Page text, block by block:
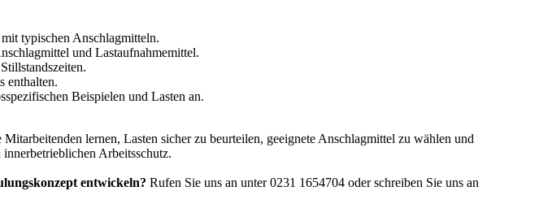
typischen Anschlagmitteln.
und Lastaufnahmemittel.
enthalten.
Beispielen und Lasten an.
lernen, Lasten sicher zu beurteilen, geeignete Anschlagmittel zu wählen und
Arbeitsschutz.
entwickeln? Rufen Sie uns an unter 0231 1654704 oder schreiben Sie uns an